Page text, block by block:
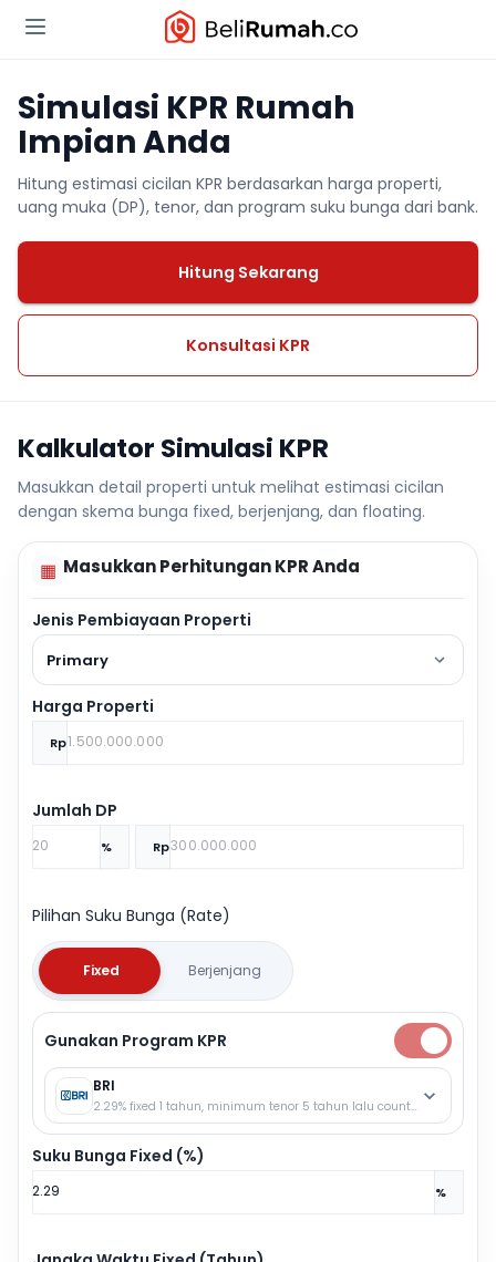
Simulasi KPR Rumah
Impian Anda
Hitung estimasi cicilan KPR berdasarkan harga properti,
uang muka (DP), tenor, dan program suku bunga dari bank.
Hitung Sekarang
Konsultasi KPR
Kalkulator Simulasi KPR
Masukkan detail properti untuk melihat estimasi cicilan
dengan skema bunga fixed, berjenjang, dan floating.
▦ Masukkan Perhitungan KPR Anda
Jenis Pembiayaan Properti
Primary
Harga Properti
Rp
Jumlah DP
% Rp
Pilihan Suku Bunga (Rate)
Fixed Berjenjang
Gunakan Program KPR
BRI
2.29% fixed 1 tahun, minimum tenor 5 tahun lalu counter rate.
Suku Bunga Fixed (%)
%